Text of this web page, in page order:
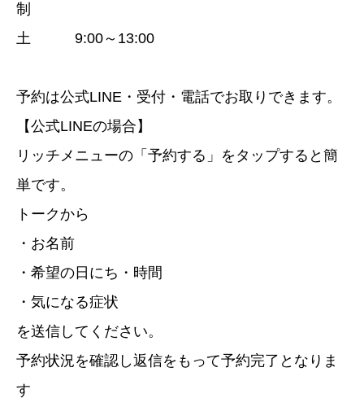
制
土 9:00～13:00
予約は公式LINE・受付・電話でお取りできます。
【公式LINEの場合】
リッチメニューの「予約する」をタップすると簡
単です。
トークから
・お名前
・希望の日にち・時間
・気になる症状
を送信してください。
予約状況を確認し返信をもって予約完了となりま
す